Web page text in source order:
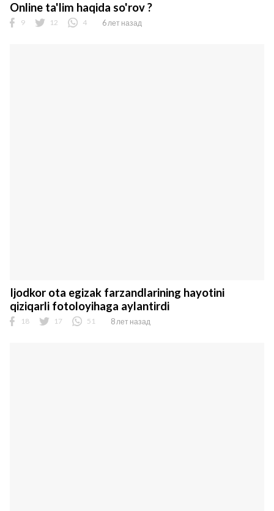
Online ta'lim haqida so'rov ?
9 12 4 6 лет назад
Ijodkor ota egizak farzandlarining hayotini
qiziqarli fotoloyihaga aylantirdi
18 17 51 8 лет назад